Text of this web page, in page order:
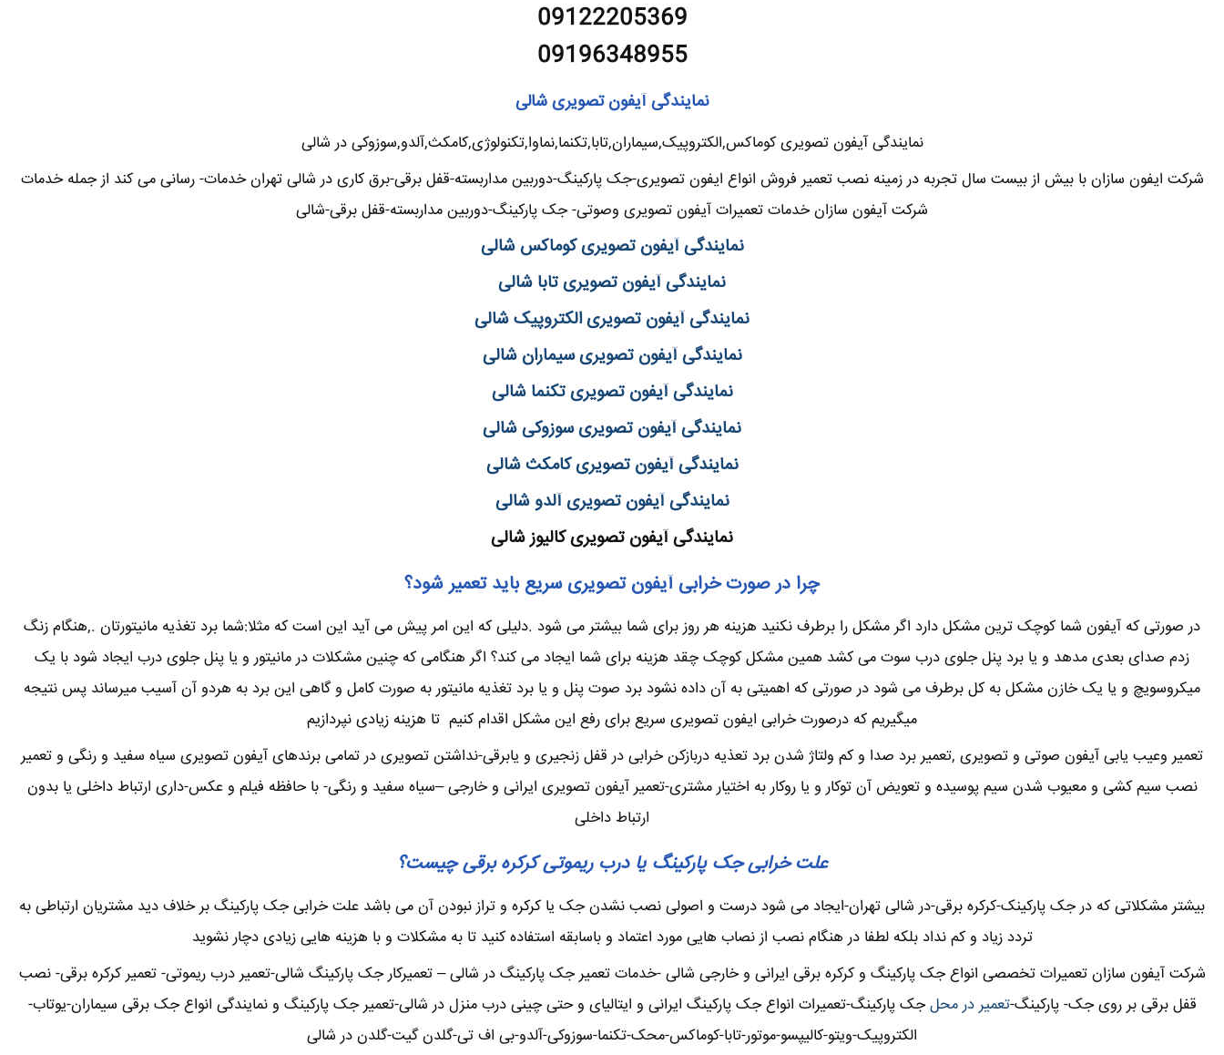
09122205369
09196348955
نمایندگی آیفون تصویری شالی
نمایندگی آیفون تصویری کوماکس,الکتروپیک,سیماران,تابا,تکنما,نماوا,تکنولوژی,کامکث,آلدو,سوزوکی در شالی
شرکت ایفون سازان با بیش از بیست سال تجربه در زمینه نصب تعمیر فروش انواع ایفون تصویری-جک پارکینگ-دوربین مداربسته-قفل برقی-برق کاری در شالی تهران خدمات- رسانی می کند از جمله خدمات
شرکت آیفون سازان خدمات تعمیرات آیفون تصویری وصوتی- جک پارکینگ-دوربین مداربسته-قفل برقی-شالی
نمایندگی آیفون تصویری کوماکس شالی
نمایندگی آیفون تصویری تابا شالی
نمایندگی آیفون تصویری الکتروپیک شالی
نمایندگی آیفون تصویری سیماران شالی
نمایندگی آیفون تصویری تکنما شالی
نمایندگی آیفون تصویری سوزوکی شالی
نمایندگی آیفون تصویری کامکث شالی
نمایندگی آیفون تصویری آلدو شالی
نمایندگی آیفون تصویری کالیوز شالی
چرا در صورت خرابی آیفون تصویری سریع باید تعمیر شود؟
در صورتی که آیفون شما کوچک ترین مشکل دارد اگر مشکل را برطرف نکنید هزینه هر روز برای شما بیشتر می شود .دلیلی که این امر پیش می آید این است که مثلا:شما برد تغذیه مانیتورتان .,هنگام زنگ
زدم صدای بعدی مدهد و یا برد پنل جلوی درب سوت می کشد همین مشکل کوچک چقد هزینه برای شما ایجاد می کند؟ اگر هنگامی که چنین مشکلات در مانیتور و یا پنل جلوی درب ایجاد شود با یک
میکروسویچ و یا یک خازن مشکل به کل برطرف می شود در صورتی که اهمیتی به آن داده نشود برد صوت پنل و یا برد تغذیه مانیتور به صورت کامل و گاهی این برد به هردو آن آسیب میرساند پس نتیجه
میگیریم که درصورت خرابی ایفون تصویری سریع برای رفع این مشکل اقدام کنیم تا هزینه زیادی نپردازیم
تعمیر وعیب یابی آیفون صوتی و تصویری ,تعمیر برد صدا و کم ولتاژ شدن برد تعذیه دربازکن خرابی در قفل زنجیری و یابرقی-نداشتن تصویری در تمامی برندهای آیفون تصویری سیاه سفید و رنگی و تعمیر
نصب سیم کشی و معیوب شدن سیم پوسیده و تعویض آن توکار و یا روکار به اختیار مشتری-تعمیر آیفون تصویری ایرانی و خارجی –سیاه سفید و رنگی- با حافظه فیلم و عکس-داری ارتباط داخلی یا بدون
ارتباط داخلی
علت خرابی جک پارکینگ یا درب ریموتی کرکره برقی چیست؟
بیشتر مشکلاتی که در جک پارکینک-کرکره برقی-در شالی تهران-ایجاد می شود درست و اصولی نصب نشدن جک یا کرکره و تراز نبودن آن می باشد علت خرابی جک پارکینگ بر خلاف دید مشتریان ارتباطی به
تردد زیاد و کم نداد بلکه لطفا در هنگام نصب از نصاب هایی مورد اعتماد و باسابقه استفاده کنید تا به مشکلات و با هزینه هایی زیادی دچار نشوید
شرکت آیفون سازان تعمیرات تخصصی انواع جک پارکینگ و کرکره برقی ایرانی و خارجی شالی -خدمات تعمیر جک پارکینگ در شالی – تعمیرکار جک پارکینگ شالی-تعمیر درب ریموتی- تعمیر کرکره برقی- نصب
قفل برقی بر روی جک- پارکینگ-تعمیر در محلجک پارکینگ-تعمیرات انواع جک پارکینگ ایرانی و ایتالیای و حتی چینی درب منزل در شالی-تعمیر جک پارکینگ و نمایندگی انواع جک برقی سیماران-یوتاب-
الکتروپیک-ویتو-کالیپسو-موتور-تابا-کوماکس-محک-تکنما-سوزوکی-آلدو-بی اف تی-گلدن گیت-گلدن در شالی